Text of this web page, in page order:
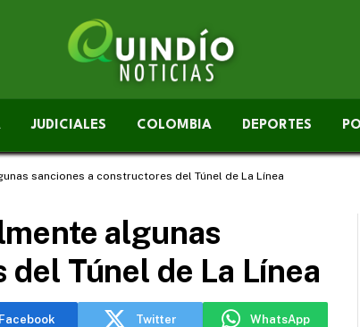
JUDICIALES COLOMBIA DEPORTES
sanciones a constructores del Túnel de La Línea
algunas
Túnel de La Línea
Facebook Twitter WhatsApp